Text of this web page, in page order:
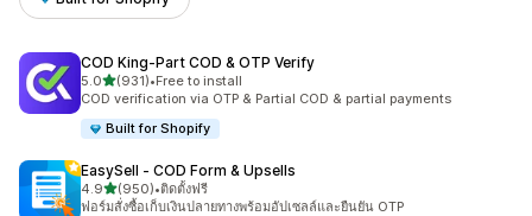
COD King‑Part COD & OTP Verify
5.0เต็ม 5 ดาว
(931)
ทั้งหมด 931 รีวิว
•Free to install
COD verification via OTP & Partial COD & partial payments
Built for Shopify
EasySell ‑ COD Form & Upsells
4.9เต็ม 5 ดาว
(950)
ทั้งหมด 950 รีวิว
•ติดตั้งฟรี
ฟอร์มสั่งซื้อเก็บเงินปลายทางพร้อมอัปเซลล์และยืนยัน OTP